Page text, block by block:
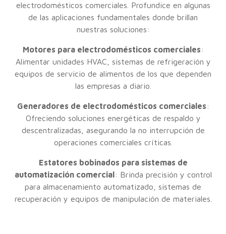
electrodomésticos comerciales. Profundice en algunas
de las aplicaciones fundamentales donde brillan
nuestras soluciones:
Motores para electrodomésticos comerciales:
Alimentar unidades HVAC, sistemas de refrigeración y
equipos de servicio de alimentos de los que dependen
las empresas a diario.
Generadores de electrodomésticos comerciales:
Ofreciendo soluciones energéticas de respaldo y
descentralizadas, asegurando la no interrupción de
operaciones comerciales críticas.
Estatores bobinados para sistemas de
automatización comercial: Brinda precisión y control
para almacenamiento automatizado, sistemas de
recuperación y equipos de manipulación de materiales.